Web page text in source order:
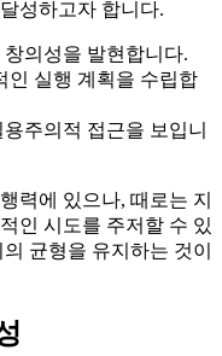
성하고자 합니다.
의성을 발현합니다.
인 실행 계획을 수립합
주의적 접근을 보입니
력에 있으나, 때로는 지
인 시도를 주저할 수 있
균형을 유지하는 것이